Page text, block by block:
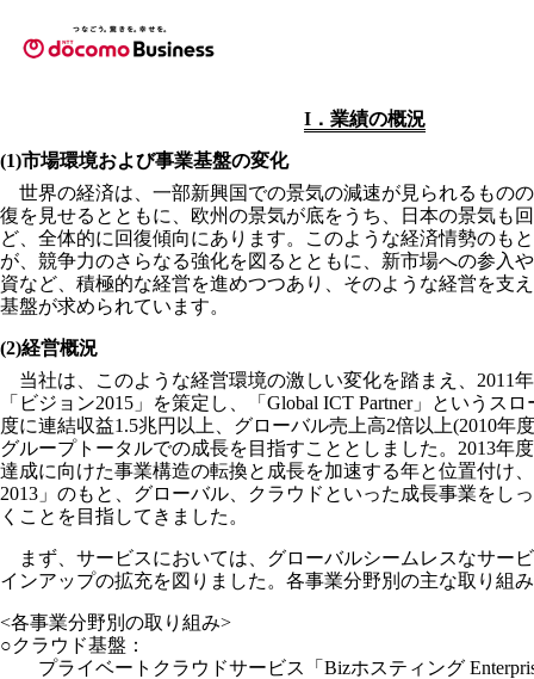
I．業績の概況
(1)市場環境および事業基盤の変化
世界の経済は、一部新興国での景気の減速が見られるもの
復を見せるとともに、欧州の景気が底をうち、日本の景気も
ど、全体的に回復傾向にあります。このような経済情勢のも
が、競争力のさらなる強化を図るとともに、新市場への参入
資など、積極的な経営を進めつつあり、そのような経営を支
基盤が求められています。
(2)経営概況
当社は、このような経営環境の激しい変化を踏まえ、2011
「ビジョン2015」を策定し、「Global ICT Partner」というス
度に連結収益1.5兆円以上、グローバル売上高2倍以上(2010年
グループトータルでの成長を目指すこととしました。2013年
達成に向けた事業構造の転換と成長を加速する年と位置付け、
2013」のもと、グローバル、クラウドといった成長事業をし
くことを目指してきました。
まず、サービスにおいては、グローバルシームレスなサー
インアップの拡充を図りました。各事業分野別の主な取り組
<各事業分野別の取り組み>
○クラウド基盤：
プライベートクラウドサービス「Bizホスティング